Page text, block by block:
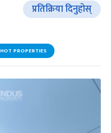
प्रतिक्रिया दिनुहोस्
HOT PROPERTIES